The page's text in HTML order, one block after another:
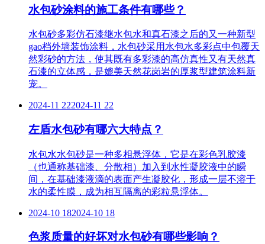
水包砂涂料的施工条件有哪些？
水包砂多彩仿石漆继水包水和真石漆之后的又一种新型
gao档外墙装饰涂料，水包砂采用水包水多彩点中包覆天
然彩砂的方法，使其既有多彩漆的高仿真性又有天然真
石漆的立体感，是媲美天然花岗岩的厚浆型建筑涂料新
宠。
2024-11 222024-11 22
左盾水包砂有哪六大特点？
水包水水包砂是一种多相悬浮体，它是在彩色乳胶漆
（也通称基础漆、分散相）加入到水性凝胶液中的瞬
间，在基础漆液滴的表面产生凝胶化，形成一层不溶于
水的柔性膜，成为相互隔离的彩粒悬浮体。
2024-10 182024-10 18
色浆质量的好坏对水包砂有哪些影响？